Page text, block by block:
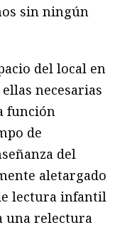
sin ningún
del local en
necesarias
función
de
del
aletargado
lectura infantil
una relectura